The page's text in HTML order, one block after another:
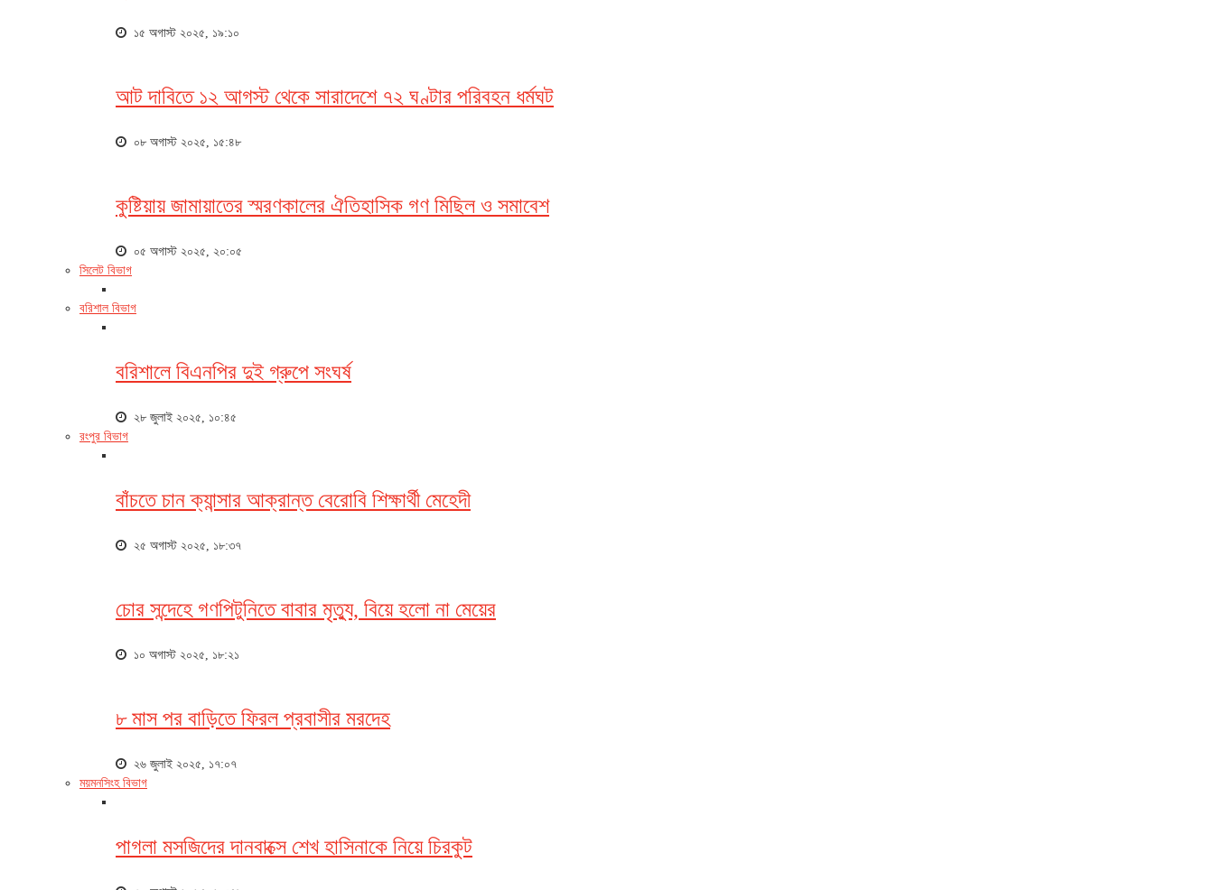
১৫ অগাস্ট ২০২৫, ১৯:১০
আট দাবিতে ১২ আগস্ট থেকে সারাদেশে ৭২ ঘণ্টার পরিবহন ধর্মঘট
০৮ অগাস্ট ২০২৫, ১৫:৪৮
কুষ্টিয়ায় জামায়াতের স্মরণকালের ঐতিহাসিক গণ মিছিল ও সমাবেশ
০৫ অগাস্ট ২০২৫, ২০:০৫
সিলেট বিভাগ
বরিশাল বিভাগ
বরিশালে বিএনপির দুই গ্রুপে সংঘর্ষ
২৮ জুলাই ২০২৫, ১০:৪৫
রংপুর বিভাগ
বাঁচতে চান ক্যান্সার আক্রান্ত বেরোবি শিক্ষার্থী মেহেদী
২৫ অগাস্ট ২০২৫, ১৮:৩৭
চোর সন্দেহে গণপিটুনিতে বাবার মৃত্যু, বিয়ে হলো না মেয়ের
১০ অগাস্ট ২০২৫, ১৮:২১
৮ মাস পর বাড়িতে ফিরল প্রবাসীর মরদেহ
২৬ জুলাই ২০২৫, ১৭:০৭
ময়মনসিংহ বিভাগ
পাগলা মসজিদের দানবাক্সে শেখ হাসিনাকে নিয়ে চিরকুট